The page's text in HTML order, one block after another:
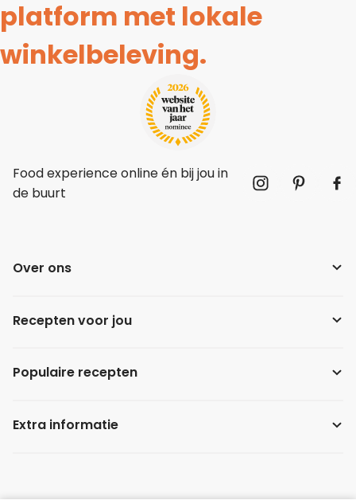
platform met lokale
winkelbeleving.
Food experience online én bij jou in
de buurt
Over ons
Recepten voor jou
Populaire recepten
Extra informatie